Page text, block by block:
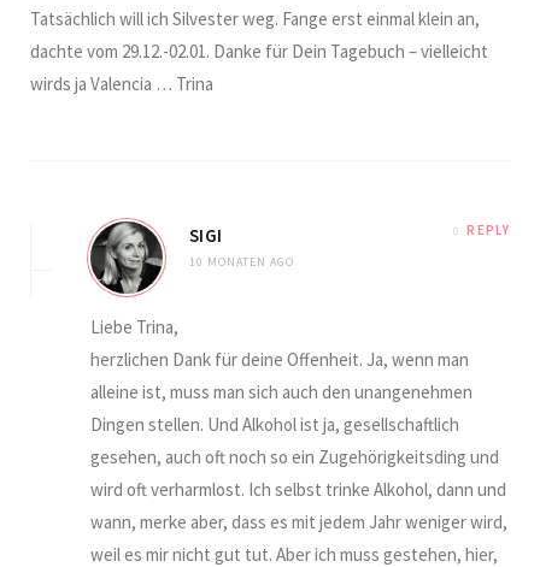
Tatsächlich will ich Silvester weg. Fange erst einmal klein an,
dachte vom 29.12.-02.01. Danke für Dein Tagebuch – vielleicht
wirds ja Valencia … Trina
SIGI
10 MONATEN AGO
REPLY
Liebe Trina,
herzlichen Dank für deine Offenheit. Ja, wenn man
alleine ist, muss man sich auch den unangenehmen
Dingen stellen. Und Alkohol ist ja, gesellschaftlich
gesehen, auch oft noch so ein Zugehörigkeitsding und
wird oft verharmlost. Ich selbst trinke Alkohol, dann und
wann, merke aber, dass es mit jedem Jahr weniger wird,
weil es mir nicht gut tut. Aber ich muss gestehen, hier,